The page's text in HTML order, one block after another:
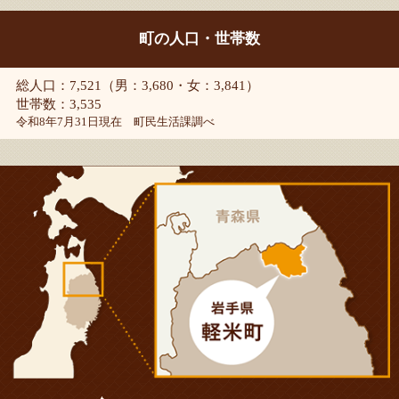
町の人口・世帯数
総人口：7,521（男：3,680・女：3,841）
世帯数：3,535
令和8年7月31日現在 町民生活課調べ